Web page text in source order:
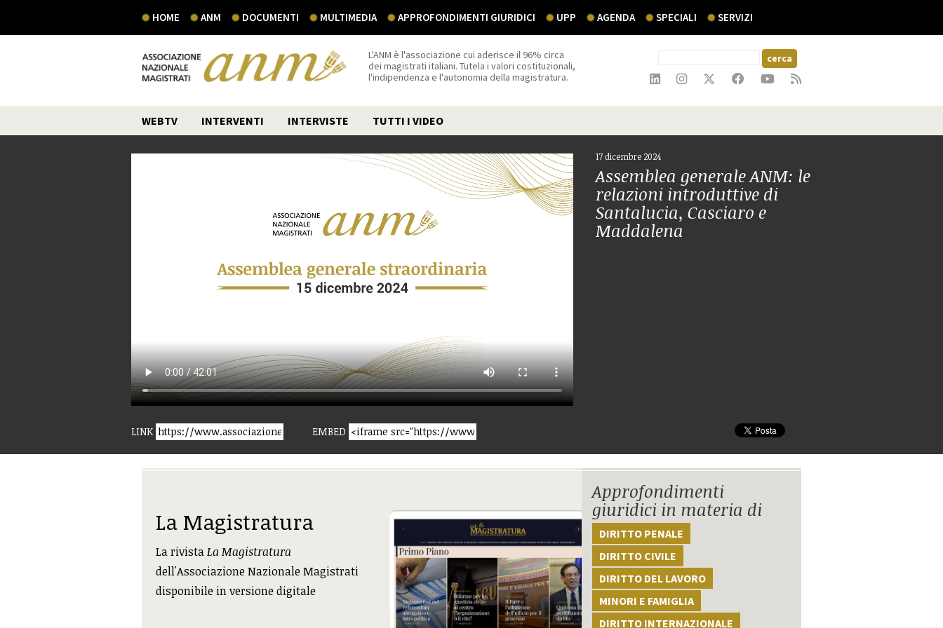
HOME ANM DOCUMENTI MULTIMEDIA APPROFONDIMENTI GIURIDICI UPP AGENDA SPECIALI SERVIZI
L'ANM è l'associazione cui aderisce il 96% circa
dei magistrati italiani. Tutela i valori costituzionali,
l'indipendenza e l'autonomia della magistratura.
WEBTV INTERVENTI INTERVISTE TUTTI I VIDEO
17 dicembre 2024
Assemblea generale ANM: le
relazioni introduttive di
Santalucia, Casciaro e
Maddalena
LINK EMBED
La Magistratura
La rivistaLa Magistratura
dell'Associazione Nazionale Magistrati
disponibile in versione digitale
Approfondimenti
giuridici in materia di
DIRITTO PENALE
DIRITTO CIVILE
DIRITTO DEL LAVORO
MINORI E FAMIGLIA
DIRITTO INTERNAZIONALE